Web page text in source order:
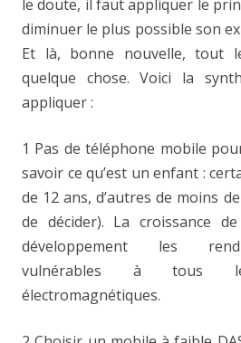
le doute, il faut appliquer le
diminuer le plus possible son
Et là, bonne nouvelle, tout
quelque chose. Voici la
appliquer :
1 Pas de téléphone mobile
savoir ce qu’est un enfant :
de 12 ans, d’autres de moins
de décider). La croissance
développement les
vulnérables à tous
électromagnétiques.